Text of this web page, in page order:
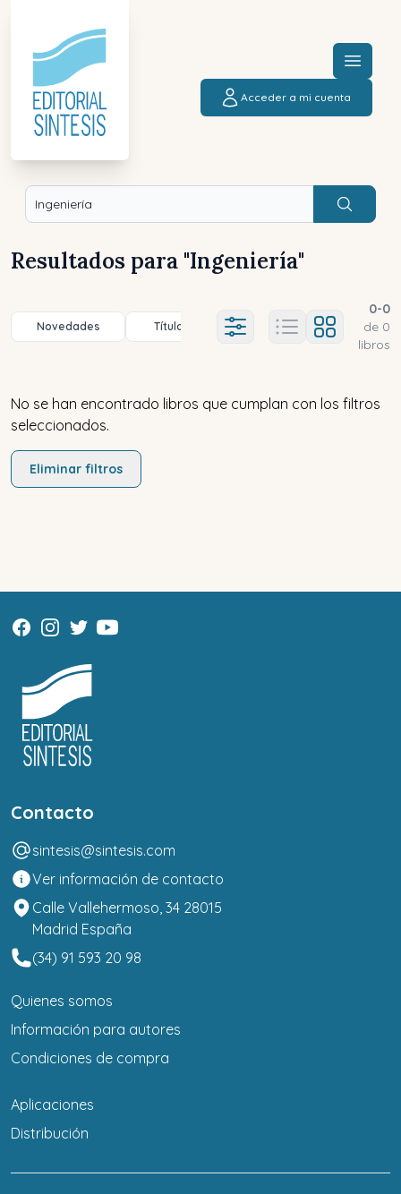
Menú
Acceder a mi cuenta
Buscar
Resultados para "Ingeniería"
Novedades Título (a-z) Título (z-a)
Ajustes abierto
0-0
de 0
libros
No se han encontrado libros que cumplan con los filtros
seleccionados.
Eliminar filtros
Contacto
sintesis@sintesis.com
Ver información de contacto
Calle Vallehermoso, 34 28015
Madrid España
(34) 91 593 20 98
Quienes somos
Información para autores
Condiciones de compra
Aplicaciones
Distribución